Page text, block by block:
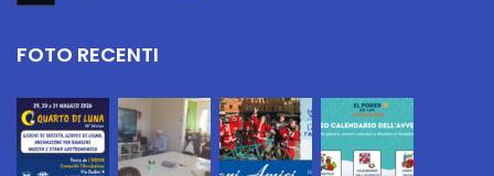
FOTO RECENTI